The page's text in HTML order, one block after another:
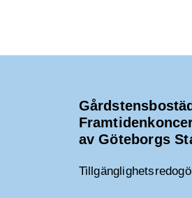
av Göteborgs